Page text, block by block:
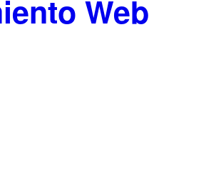
Web